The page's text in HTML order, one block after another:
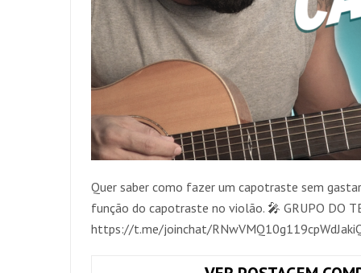
Quer saber como fazer um capotraste sem
função do capotraste no violão. 🎤 GRUPO DO
https://t.me/joinchat/